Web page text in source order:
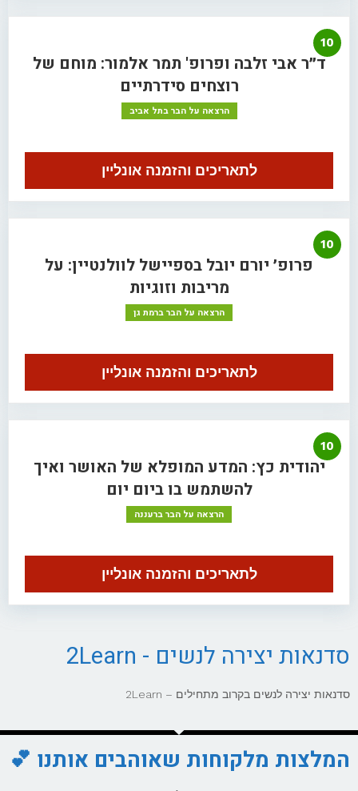
10
ד״ר אבי זלבה ופרופ' תמר אלמור: מוחם של
רוצחים סידרתיים
הרצאה על הבר בתל אביב
לתאריכים והזמנה אונליין
10
פרופ׳ יורם יובל בספיישל לוולנטיין: על
מריבות וזוגיות
הרצאה על הבר ברמת גן
לתאריכים והזמנה אונליין
10
יהודית כץ: המדע המופלא של האושר ואיך
להשתמש בו ביום יום
הרצאה על הבר ברעננה
לתאריכים והזמנה אונליין
סדנאות יצירה לנשים - 2Learn
סדנאות יצירה לנשים בקרוב מתחילים – 2Learn
המלצות מלקוחות שאוהבים אותנו 💕